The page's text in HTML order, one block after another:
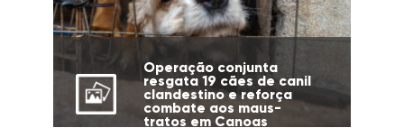
Operação conjunta
resgata 19 cães de canil
clandestino e reforça
combate aos maus-
tratos em Canoas